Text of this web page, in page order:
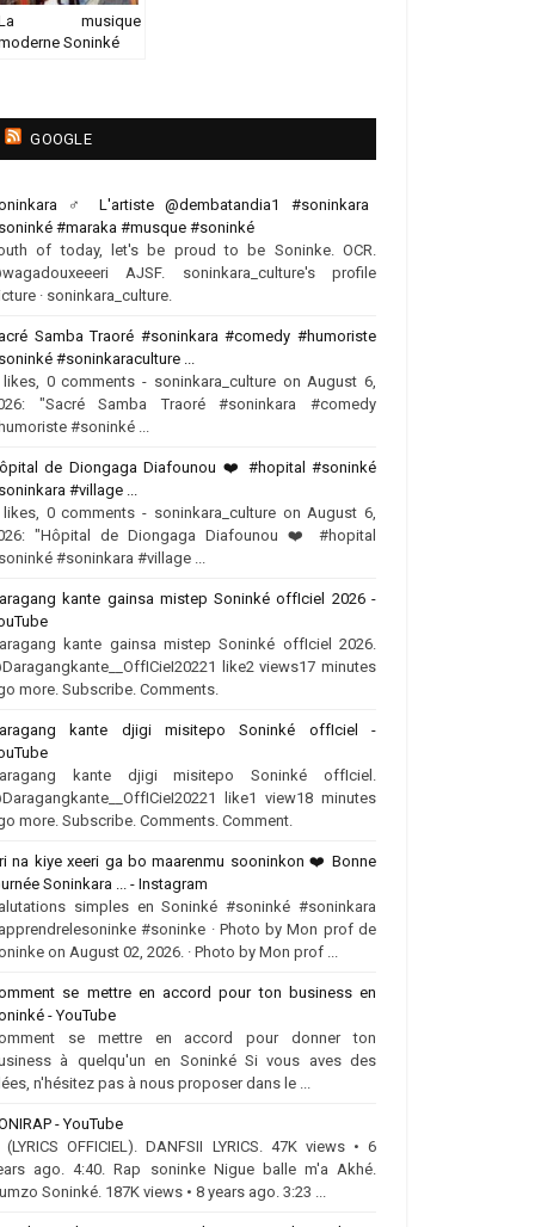
musique
Soninké
GOOGLE
‍♂️ L'artiste @dembatandia1 #soninkara
#maraka #musque #soninké
of today, let's be proud to be Soninke. OCR.
AJSF. soninkara_culture's profile
· soninkara_culture.
Samba Traoré #soninkara #comedy #humoriste
#soninkaraculture ...
0 comments - soninkara_culture on August 6,
"Sacré Samba Traoré #soninkara #comedy
#soninké ...
de Diongaga Diafounou ❤️‍ #hopital #soninké
#village ...
0 comments - soninkara_culture on August 6,
"Hôpital de Diongaga Diafounou ❤️‍ #hopital
#soninkara #village ...
kante gainsa mistep Soninké offIciel 2026 -
kante gainsa mistep Soninké offIciel 2026.
like2 views17 minutes
more. Subscribe. Comments.
kante djigi misitepo Soninké offIciel -
kante djigi misitepo Soninké offIciel.
like1 view18 minutes
more. Subscribe. Comments. Comment.
na kiye xeeri ga bo maarenmu sooninkon ❤️‍ Bonne
Soninkara ... - Instagram
simples en Soninké #soninké #soninkara
#soninke · Photo by Mon prof de
on August 02, 2026. · Photo by Mon prof ...
se mettre en accord pour ton business en
- YouTube
se mettre en accord pour donner ton
à quelqu'un en Soninké Si vous aves des
n'hésitez pas à nous proposer dans le ...
- YouTube
(LYRICS OFFICIEL). DANFSII LYRICS. 47K views • 6
ago. 4:40. Rap soninke Nigue balle m'a Akhé.
Soninké. 187K views • 8 years ago. 3:23 ...